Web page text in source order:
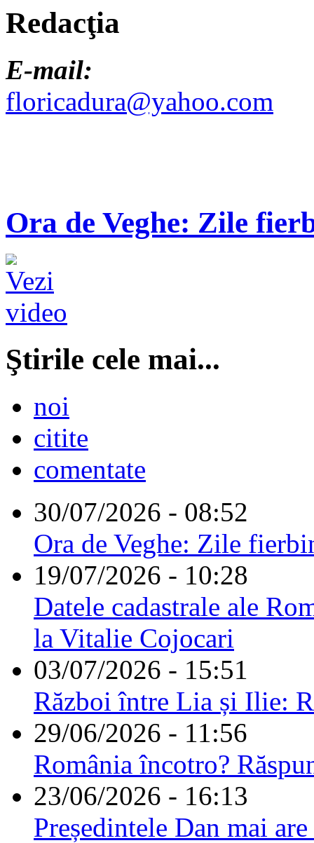
Redacţia
E-mail:
floricadura@yahoo.com
Ora de Veghe: Zile
Ştirile cele mai...
noi
citite
comentate
30/07/2026 - 08:52
Ora de Veghe: Zile
19/07/2026 - 10:28
Datele cadastrale ale
la Vitalie Cojocari
03/07/2026 - 15:51
Război între Lia și Ilie:
29/06/2026 - 11:56
România încotro?
23/06/2026 - 16:13
Președintele Dan mai